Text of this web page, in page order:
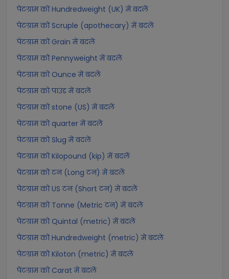
पेटग्राम को Hundredweight (UK) में बदलें
पेटग्राम को Scruple (apothecary) में बदलें
पेटग्राम को Grain में बदलें
पेटग्राम को Pennyweight में बदलें
पेटग्राम को Ounce में बदलें
पेटग्राम को पाउंड में बदलें
पेटग्राम को stone (US) में बदलें
पेटग्राम को quarter में बदलें
पेटग्राम को Slug में बदलें
पेटग्राम को Kilopound (kip) में बदलें
पेटग्राम को टन (Long टन) में बदलें
पेटग्राम को US टन (Short टन) में बदलें
पेटग्राम को Tonne (Metric टन) में बदलें
पेटग्राम को Quintal (metric) में बदलें
पेटग्राम को Hundredweight (metric) में बदलें
पेटग्राम को Kiloton (metric) में बदलें
पेटग्राम को Carat में बदलें